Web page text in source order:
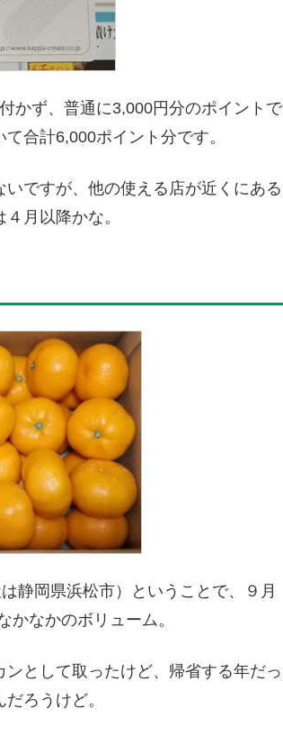
かず、普通に3,000円分のポイントで
合計6,000ポイント分です。
ですが、他の使える店が近くにある
月以降かな。
静岡県浜松市）ということで、９月
なかのボリューム。
として取ったけど、帰省する年だっ
ろうけど。